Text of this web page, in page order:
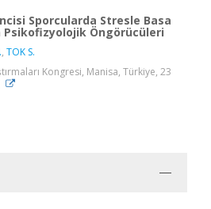
Sporcularda Stresle Basa
Psikofizyolojik Öngörücüleri
, TOK S.
Kongresi, Manisa, Türkiye, 23